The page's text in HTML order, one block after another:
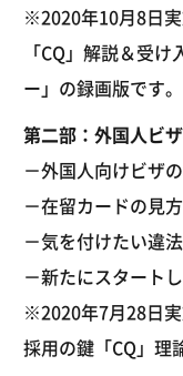
※2020年10月8日
「CQ」解説＆受
ー」の録画版です。
第二部：外国人ビ
－外国人向けビザ
－在留カードの見
－気を付けたい違
－新たにスタート
※2020年7月28日
採用の鍵「CQ」理